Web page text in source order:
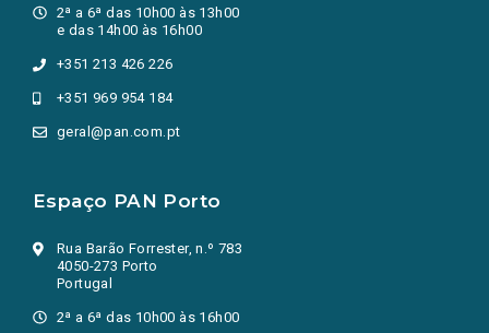
2ª a 6ª das 10h00 às 13h00
e das 14h00 às 16h00
+351 213 426 226
+351 969 954 184
geral@pan.com.pt
Espaço PAN Porto
Rua Barão Forrester, n.º 783
4050-273 Porto
Portugal
2ª a 6ª das 10h00 às 16h00